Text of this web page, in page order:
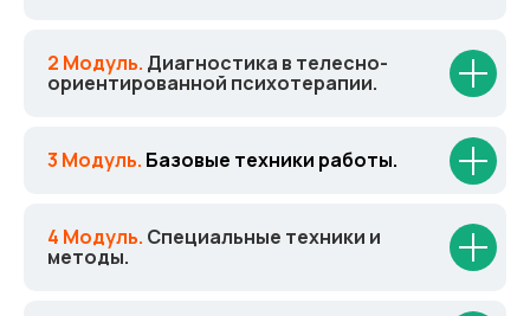
2 Модуль. Диагностика в телесно-
ориентированной психотерапии.
3 Модуль. Базовые техники работы.
4 Модуль. Специальные техники и
методы.